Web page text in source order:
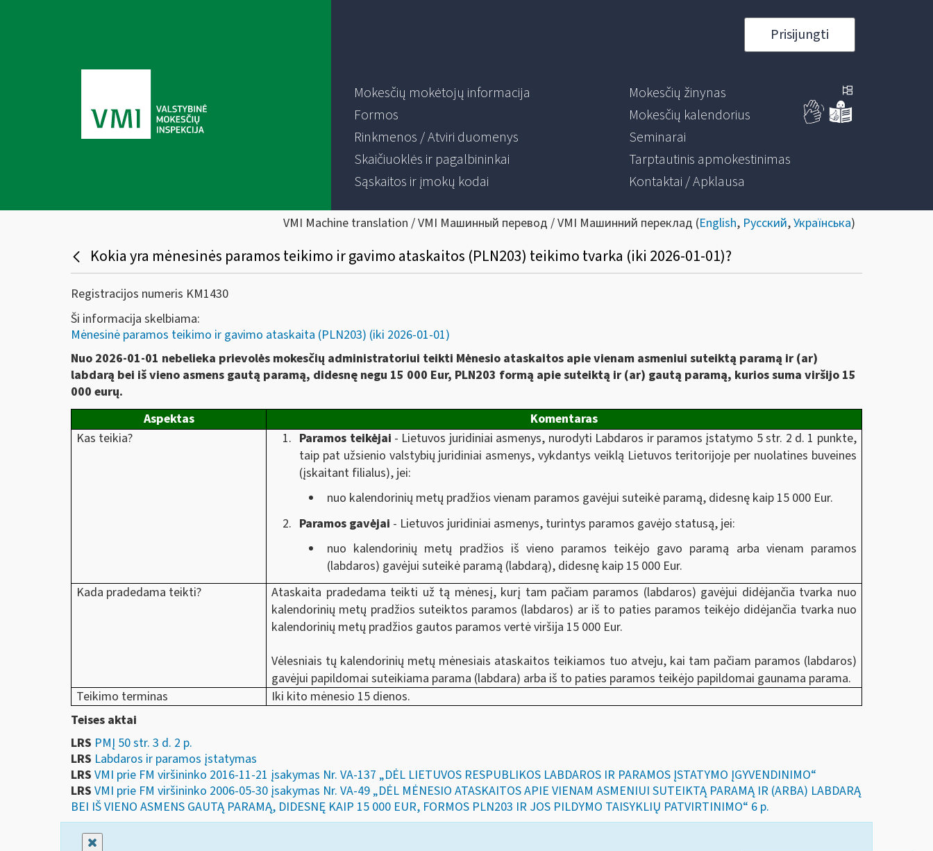
Prisijungti
Mokesčių mokėtojų informacija
Formos
Rinkmenos / Atviri duomenys
Skaičiuoklės ir pagalbininkai
Sąskaitos ir įmokų kodai
Mokesčių žinynas
Mokesčių kalendorius
Seminarai
Tarptautinis apmokestinimas
Kontaktai / Apklausa
VMI Machine translation / VMI Машинный перевод / VMI Машинний переклад (English, Русский,Українська)
Kokia yra mėnesinės paramos teikimo ir gavimo ataskaitos (PLN203) teikimo tvarka (iki 2026-01-01)?
Registracijos numeris KM1430
Ši informacija skelbiama:
Mėnesinė paramos teikimo ir gavimo ataskaita (PLN203) (iki 2026-01-01)
Nuo 2026-01-01 nebelieka prievolės mokesčių administratoriui teikti Mėnesio ataskaitos apie vienam asmeniui suteiktą paramą ir (ar)
labdarą bei iš vieno asmens gautą paramą, didesnę negu 15 000 Eur, PLN203 formą apie suteiktą ir (ar) gautą paramą, kurios suma viršijo 15
000 eurų.
Aspektas
Komentaras
Kas teikia?
Paramos teikėjai - Lietuvos juridiniai asmenys, nurodyti Labdaros ir paramos įstatymo 5 str. 2 d. 1 punkte,
taip pat užsienio valstybių juridiniai asmenys, vykdantys veiklą Lietuvos teritorijoje per nuolatines buveines
(įskaitant filialus), jei:
nuo kalendorinių metų pradžios vienam paramos gavėjui suteikė paramą, didesnę kaip 15 000 Eur.
Paramos gavėjai - Lietuvos juridiniai asmenys, turintys paramos gavėjo statusą, jei:
nuo kalendorinių metų pradžios iš vieno paramos teikėjo gavo paramą arba vienam paramos
(labdaros) gavėjui suteikė paramą (labdarą), didesnę kaip 15 000 Eur.
Kada pradedama teikti?
Ataskaita pradedama teikti už tą mėnesį, kurį tam pačiam paramos (labdaros) gavėjui didėjančia tvarka nuo
kalendorinių metų pradžios suteiktos paramos (labdaros) ar iš to paties paramos teikėjo didėjančia tvarka nuo
kalendorinių metų pradžios gautos paramos vertė viršija 15 000 Eur.
Vėlesniais tų kalendorinių metų mėnesiais ataskaitos teikiamos tuo atveju, kai tam pačiam paramos (labdaros)
gavėjui papildomai suteikiama parama (labdara) arba iš to paties paramos teikėjo papildomai gaunama parama.
Teikimo terminas
Iki kito mėnesio 15 dienos.
Teises aktai
LRS PMĮ 50 str. 3 d. 2 p.
LRS Labdaros ir paramos įstatymas
LRS VMI prie FM viršininko 2016-11-21 įsakymas Nr. VA-137 „DĖL LIETUVOS RESPUBLIKOS LABDAROS IR PARAMOS ĮSTATYMO ĮGYVENDINIMO“
LRS VMI prie FM viršininko 2006-05-30 įsakymas Nr. VA-49 „DĖL MĖNESIO ATASKAITOS APIE VIENAM ASMENIUI SUTEIKTĄ PARAMĄ IR (ARBA) LABDARĄ
BEI IŠ VIENO ASMENS GAUTĄ PARAMĄ, DIDESNĘ KAIP 15 000 EUR, FORMOS PLN203 IR JOS PILDYMO TAISYKLIŲ PATVIRTINIMO“ 6 p.